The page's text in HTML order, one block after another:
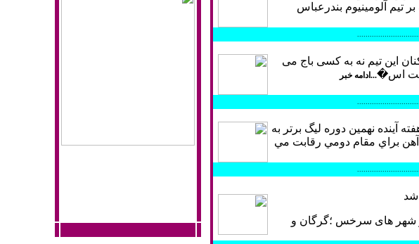
تيم آلومينيوم بندرعباس
این تیم نه به کسی باج می
اس�...ادامه خبر
آينده نهمين دوره ليگ برتر به
آهن براي مقام دومي رقابت مي
شد
89 سه دیدار همزمان در شهر های سرخس ؛گرگان و